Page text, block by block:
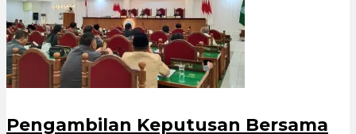
Pengambilan Keputusan Bersama